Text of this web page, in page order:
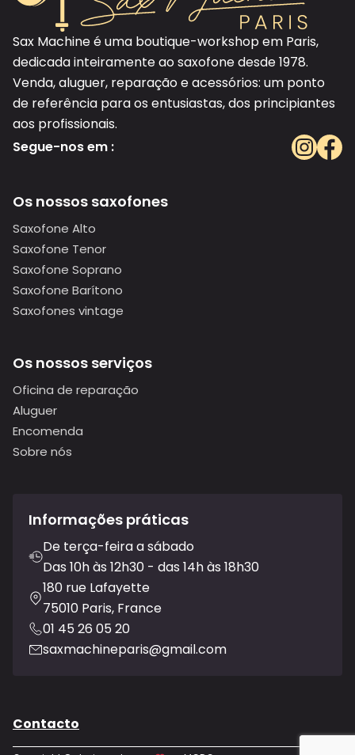
Sax Machine é uma boutique-workshop em Paris,
dedicada inteiramente ao saxofone desde 1978.
Venda, aluguer, reparação e acessórios: um ponto
de referência para os entusiastas, dos principiantes
aos profissionais.
Segue-nos em :
Os nossos saxofones
Saxofone Alto
Saxofone Tenor
Saxofone Soprano
Saxofone Barítono
Saxofones vintage
Os nossos serviços
Oficina de reparação
Aluguer
Encomenda
Sobre nós
Informações práticas
De terça-feira a sábado
Das 10h às 12h30 - das 14h às 18h30
180 rue Lafayette
75010 Paris, France
01 45 26 05 20
saxmachineparis@gmail.com
Contacto